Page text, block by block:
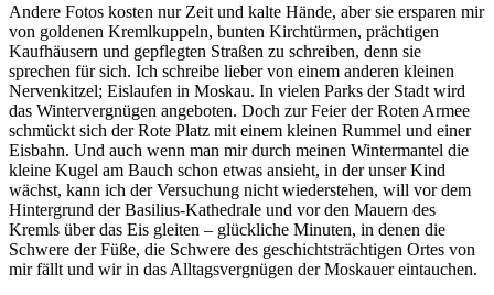
Andere Fotos kosten nur Zeit und kalte Hände, aber sie ersparen mir
von goldenen Kremlkuppeln, bunten Kirchtürmen, prächtigen
Kaufhäusern und gepflegten Straßen zu schreiben, denn sie
sprechen für sich. Ich schreibe lieber von einem anderen kleinen
Nervenkitzel; Eislaufen in Moskau. In vielen Parks der Stadt wird
das Wintervergnügen angeboten. Doch zur Feier der Roten Armee
schmückt sich der Rote Platz mit einem kleinen Rummel und einer
Eisbahn. Und auch wenn man mir durch meinen Wintermantel die
kleine Kugel am Bauch schon etwas ansieht, in der unser Kind
wächst, kann ich der Versuchung nicht wiederstehen, will vor dem
Hintergrund der Basilius-Kathedrale und vor den Mauern des
Kremls über das Eis gleiten – glückliche Minuten, in denen die
Schwere der Füße, die Schwere des geschichtsträchtigen Ortes von
mir fällt und wir in das Alltagsvergnügen der Moskauer eintauchen.